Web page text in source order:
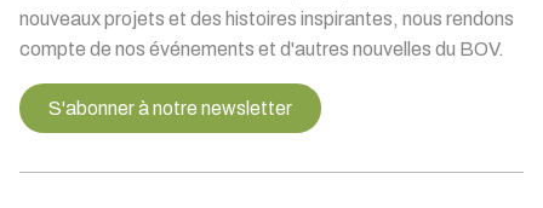
nouveaux projets et des histoires inspirantes, nous rendons
compte de nos événements et d'autres nouvelles du BOV.
S'abonner à notre newsletter